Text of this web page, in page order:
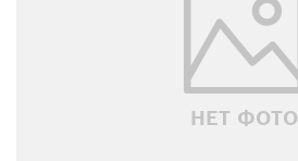
НЕТ ФОТО